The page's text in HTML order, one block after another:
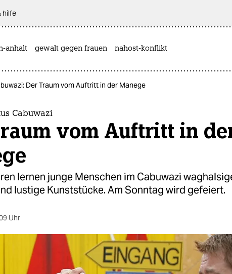
hilfe
anhalt gewalt gegen frauen nahost-konflikt
Der Traum vom Auftritt in der Manege
Cabuwazi
vom Auftritt in
lernen junge Menschen im Cabuwazi
lustige Kunststücke. Am Sonntag wird gefeiert.
Uhr